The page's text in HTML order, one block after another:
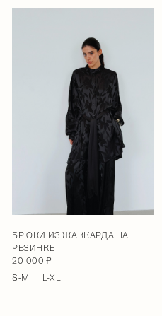
БРЮКИ ИЗ ЖАККАРДА НА
РЕЗИНКЕ
20 000 ₽
S-M
L-XL